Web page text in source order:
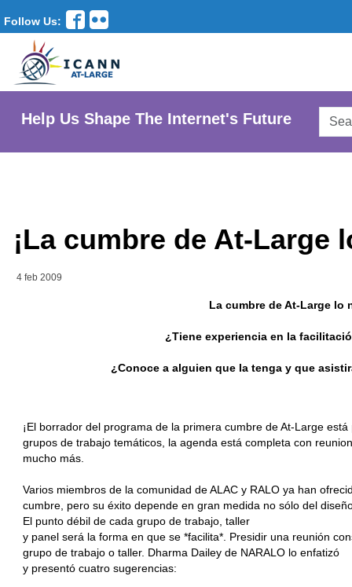
Follow Us:
Help Us Shape The Internet's Future
¡La cumbre de At-Large
4 feb 2009
La cumbre de At-Large lo
¿Tiene experiencia en la
¿Conoce a alguien que la tenga y que
¡El borrador del programa de la primera cumbre de At-Large
grupos de trabajo temáticos, la agenda está completa con
mucho más.
Varios miembros de la comunidad de ALAC y RALO ya han
cumbre, pero su éxito depende en gran medida no sólo del
El punto débil de cada grupo de trabajo, taller
y panel será la forma en que se *facilita*. Presidir una reunión
grupo de trabajo o taller. Dharma Dailey de NARALO lo enfatizó
y presentó cuatro sugerencias: